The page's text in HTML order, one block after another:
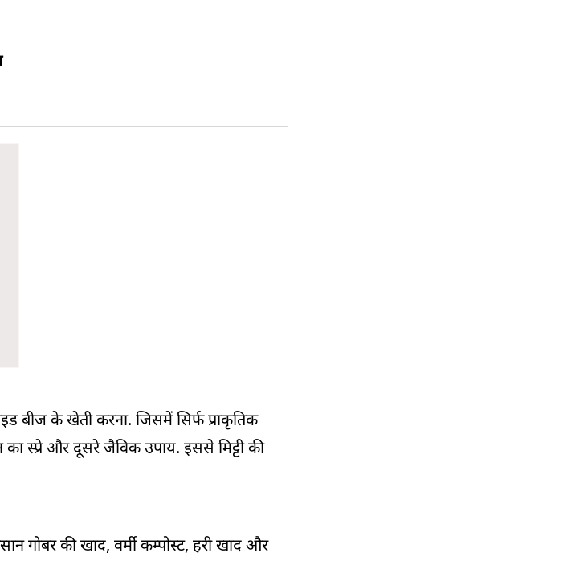
बीज के खेती करना. जिसमें सिर्फ प्राकृतिक
स्प्रे और दूसरे जैविक उपाय. इससे मिट्टी की
गोबर की खाद, वर्मी कम्पोस्ट, हरी खाद और